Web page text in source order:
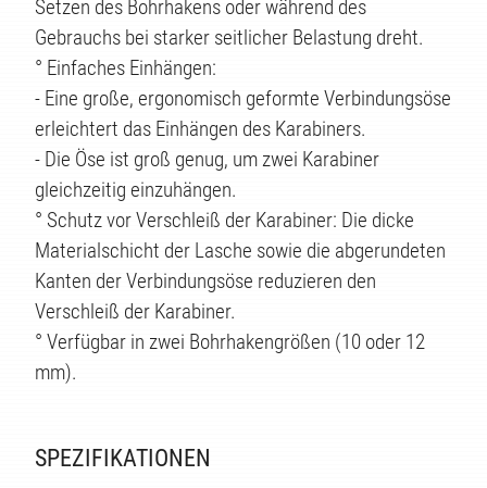
Setzen des Bohrhakens oder während des
Gebrauchs bei starker seitlicher Belastung dreht.
° Einfaches Einhängen:
- Eine große, ergonomisch geformte Verbindungsöse
erleichtert das Einhängen des Karabiners.
- Die Öse ist groß genug, um zwei Karabiner
gleichzeitig einzuhängen.
° Schutz vor Verschleiß der Karabiner: Die dicke
Materialschicht der Lasche sowie die abgerundeten
Kanten der Verbindungsöse reduzieren den
Verschleiß der Karabiner.
° Verfügbar in zwei Bohrhakengrößen (10 oder 12
mm).
SPEZIFIKATIONEN